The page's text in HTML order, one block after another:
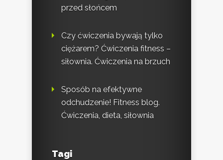
przed słońcem
Czy ćwiczenia bywają tylko
ciężarem? Ćwiczenia fitness –
siłownia. Ćwiczenia na brzuch
Sposób na efektywne
odchudzenie! Fitness blog.
Ćwiczenia, dieta, siłownia
Tagi